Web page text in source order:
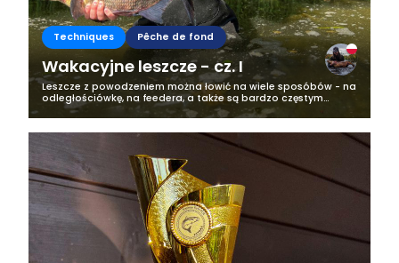
Techniques Pêche de fond
Wakacyjne leszcze - cz. I
Leszcze z powodzeniem można łowić na wiele sposóbów - na
odległościówkę, na feedera, a także są bardzo częstym
przyłowem podczas łowienia karpi. W tej części tekstu
skupimy się na ostatniej z...